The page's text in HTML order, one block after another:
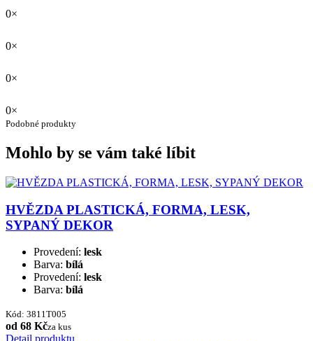
0×
0×
0×
0×
Podobné produkty
Mohlo by se vám také líbit
HVĚZDA PLASTICKÁ, FORMA, LESK,
SYPANÝ DEKOR
Provedení: lesk
Barva: bílá
Provedení: lesk
Barva: bílá
Kód: 3811T005
od 68 Kčza kus